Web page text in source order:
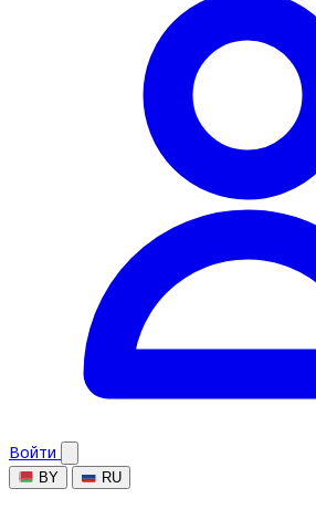
Войти
BY RU